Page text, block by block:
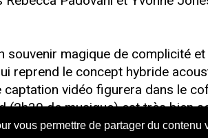
vous permettre de partager du contenu
magique de complicité
reprend le concept hybride
vidéo figurera dans le
de musique) est très bien
"Traces"). Il se vendra à plus de